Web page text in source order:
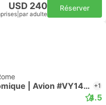
USD 240
par adulte
Réserver
Classe économique | Avion #VY1496 +1
4.5